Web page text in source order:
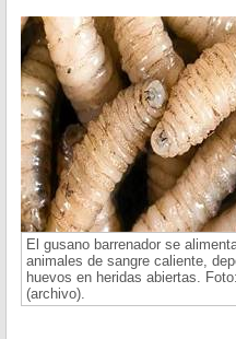
El gusano barrenador se
animales de sangre caliente,
huevos en heridas abiertas.
(archivo).